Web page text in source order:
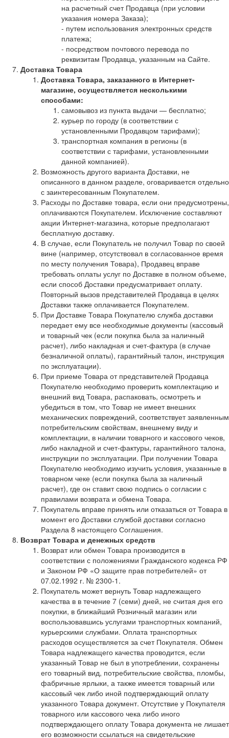
на расчетный счет Продавца (при условии
указания номера Заказа);
- путем использования электронных средств
платежа;
- посредством почтового перевода по
реквизитам Продавца, указанным на Сайте.
Доставка Товара
Доставка Товара, заказанного в Интернет-
магазине, осуществляется несколькими
способами:
самовывоз из пункта выдачи — бесплатно;
курьер по городу (в соответствии с
установленными Продавцом тарифами);
транспортная компания в регионы (в
соответствии с тарифами, установленными
данной компанией).
Возможность другого варианта Доставки, не
описанного в данном разделе, оговаривается отдельно
с заинтересованным Покупателем.
Расходы по Доставке товара, если они предусмотрены,
оплачиваются Покупателем. Исключение составляют
акции Интернет-магазина, которые предполагают
бесплатную доставку.
В случае, если Покупатель не получил Товар по своей
вине (например, отсутствовал в согласованное время
по месту получения Товара), Продавец вправе
требовать оплаты услуг по Доставке в полном объеме,
если способ Доставки предусматривает оплату.
Повторный вызов представителей Продавца в целях
Доставки также оплачивается Покупателем.
При Доставке Товара Покупателю служба доставки
передает ему все необходимые документы (кассовый
и товарный чек (если покупка была за наличный
расчет), либо накладная и счет-фактура (в случае
безналичной оплаты), гарантийный талон, инструкция
по эксплуатации).
При приеме Товара от представителей Продавца
Покупателю необходимо проверить комплектацию и
внешний вид Товара, распаковать, осмотреть и
убедиться в том, что Товар не имеет внешних
механических повреждений, соответствует заявленным
потребительским свойствам, внешнему виду и
комплектации, в наличии товарного и кассового чеков,
либо накладной и счет-фактуры, гарантийного талона,
инструкции по эксплуатации. При получении Товара
Покупателю необходимо изучить условия, указанные в
товарном чеке (если покупка была за наличный
расчет), где он ставит свою подпись о согласии с
правилами возврата и обмена Товара.
Покупатель вправе принять или отказаться от Товара в
момент его Доставки службой доставки согласно
Раздела 8 настоящего Соглашения.
Возврат Товара и денежных средств
Возврат или обмен Товара производится в
соответствии с положениями Гражданского кодекса РФ
и Законом РФ «О защите прав потребителей» от
07.02.1992 г. № 2300-1.
Покупатель может вернуть Товар надлежащего
качества в в течение 7 (семи) дней, не считая дня его
покупки, в ближайший Розничный магазин или
воспользовавшись услугами транспортных компаний,
курьерскими службами. Оплата транспортных
расходов осуществляется за счет Покупателя. Обмен
Товара надлежащего качества проводится, если
указанный Товар не был в употреблении, сохранены
его товарный вид, потребительские свойства, пломбы,
фабричные ярлыки, а также имеется товарный или
кассовый чек либо иной подтверждающий оплату
указанного Товара документ. Отсутствие у Покупателя
товарного или кассового чека либо иного
подтверждающего оплату Товара документа не лишает
его возможности ссылаться на свидетельские